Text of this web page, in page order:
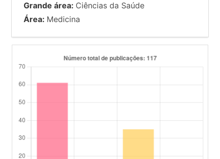
Grande área: Ciências da Saúde
Área: Medicina